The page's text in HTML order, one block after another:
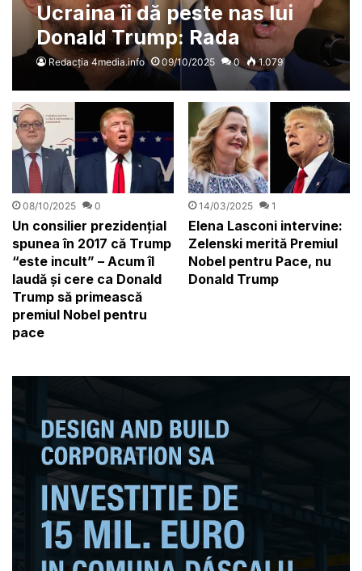
Ucraina îi dă peste nas lui
Donald Trump: Rada
Supremă respinge
nominalizarea la Premiul
Nobel pentru Pace
Redacția 4media.info 09/10/2025 0 1.079
08/10/2025 0
Un consilier prezidențial
spunea în 2017 că Trump
“este incult” – Acum îl
laudă și cere ca Donald
Trump să primească
premiul Nobel pentru
pace
14/03/2025 1
Elena Lasconi intervine:
Zelenski merită Premiul
Nobel pentru Pace, nu
Donald Trump